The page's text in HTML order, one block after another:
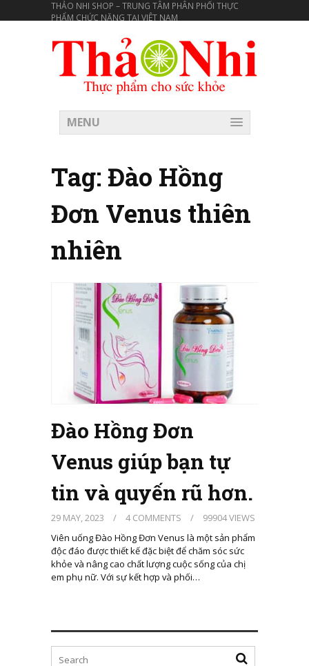
THẢO NHI SHOP – TRUNG TÂM PHÂN PHỐI THỰC
PHẨM CHỨC NĂNG TẠI VIÊT NAM
MENU
Tag:Đào Hồng
Đơn Venus thiên
nhiên
Đào Hồng Đơn
Venus giúp bạn tự
tin và quyến rũ hơn.
29 MAY, 2023 / 4 COMMENTS /
99904 VIEWS
Viên uống Đào Hồng Đơn Venus là một sản phẩm
độc đáo được thiết kế đặc biệt để chăm sóc sức
khỏe và nâng cao chất lượng cuộc sống của chị
em phụ nữ. Với sự kết hợp và phối…